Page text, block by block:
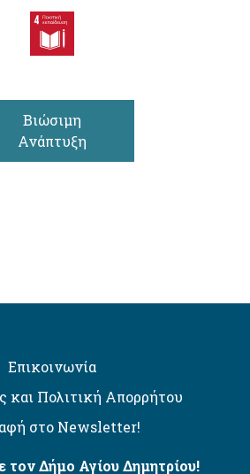
Βιώσιμη
Ανάπτυξη
Επικοινωνία
και Πολιτική Απορρήτου
στο Newsletter!
τον Δήμο Αγίου Δημητρίου!